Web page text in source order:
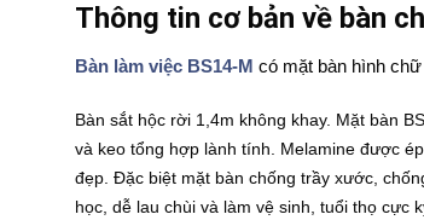
Thông tin cơ bản về bàn
Bàn làm việc BS14-M có mặt bàn hình
Bàn sắt hộc rời 1,4m không khay. Mặt bàn
và keo tổng hợp lành tính. Melamine được
đẹp. Đặc biệt mặt bàn chống trầy xước,
học, dễ lau chùi và làm vệ sinh, tuổi thọ cực